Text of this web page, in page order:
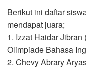
Berikut ini daftar
mendapat juara;
1. Izzat Haidar
Olimpiade Bahasa
2. Chevy Abrary